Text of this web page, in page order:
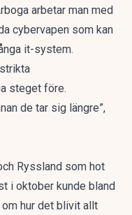
arbetar man med
cybervapen som kan
it-system.
steget före.
de tar sig längre”,
Ryssland som hot
i oktober kunde bland
hur det blivit allt